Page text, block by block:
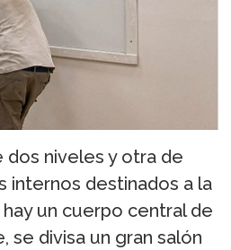
dos niveles y otra de
internos destinados a la
un cuerpo central de
se divisa un gran salón